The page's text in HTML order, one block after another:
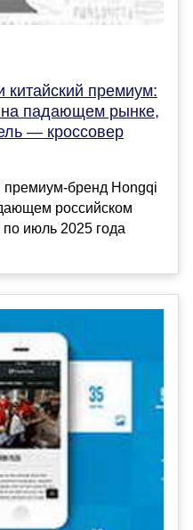
китайский премиум:
на падающем рынке,
— кроссовер
премиум-бренд Hongqi
российском
июль 2025 года